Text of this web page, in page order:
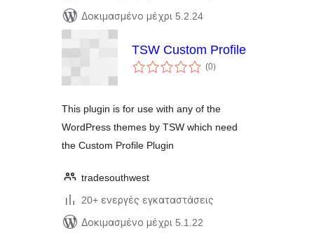
Δοκιμασμένο μέχρι 5.2.24
TSW Custom Profile
(0αξιολογήσεις
σύνολο
)
This plugin is for use with any of the
WordPress themes by TSW which need
the Custom Profile Plugin
tradesouthwest
20+ ενεργές εγκαταστάσεις
Δοκιμασμένο μέχρι 5.1.22